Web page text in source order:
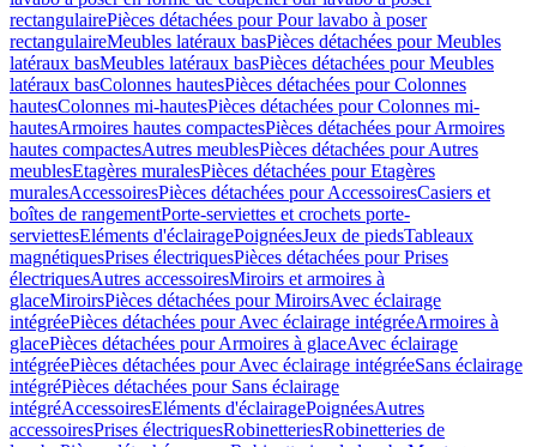
rectangulairePièces détachées pour Pour lavabo à poser
rectangulaireMeubles latéraux basPièces détachées pour Meubles
latéraux basMeubles latéraux basPièces détachées pour Meubles
latéraux basColonnes hautesPièces détachées pour Colonnes
hautesColonnes mi-hautesPièces détachées pour Colonnes mi-
hautesArmoires hautes compactesPièces détachées pour Armoires
hautes compactesAutres meublesPièces détachées pour Autres
meublesEtagères muralesPièces détachées pour Etagères
muralesAccessoiresPièces détachées pour AccessoiresCasiers et
boîtes de rangementPorte-serviettes et crochets porte-
serviettesEléments d'éclairagePoignéesJeux de piedsTableaux
magnétiquesPrises électriquesPièces détachées pour Prises
électriquesAutres accessoiresMiroirs et armoires à
glaceMiroirsPièces détachées pour MiroirsAvec éclairage
intégréePièces détachées pour Avec éclairage intégréeArmoires à
glacePièces détachées pour Armoires à glaceAvec éclairage
intégréePièces détachées pour Avec éclairage intégréeSans éclairage
intégréPièces détachées pour Sans éclairage
intégréAccessoiresEléments d'éclairagePoignéesAutres
accessoiresPrises électriquesRobinetteriesRobinetteries de